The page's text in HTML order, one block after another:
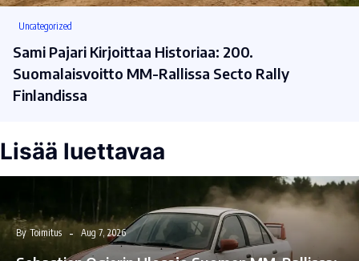
Uncategorized
Sami Pajari Kirjoittaa Historiaa: 200.
Suomalaisvoitto MM-Rallissa Secto Rally
Finlandissa
Lisää luettavaa
By Toimitus Aug 7, 2026